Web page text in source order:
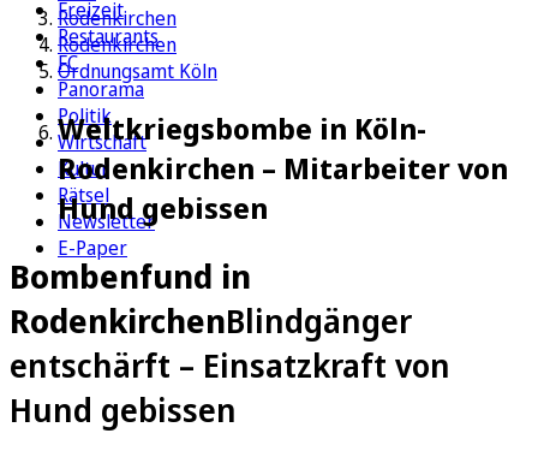
Freizeit
Restaurants
FC
Panorama
Politik
Wirtschaft
Kultur
Rätsel
Newsletter
E-Paper
Rodenkirchen
Rodenkirchen
Ordnungsamt Köln
Weltkriegsbombe in Köln-
Rodenkirchen – Mitarbeiter von
Hund gebissen
Bombenfund in
RodenkirchenBlindgänger
entschärft – Einsatzkraft von
Hund gebissen